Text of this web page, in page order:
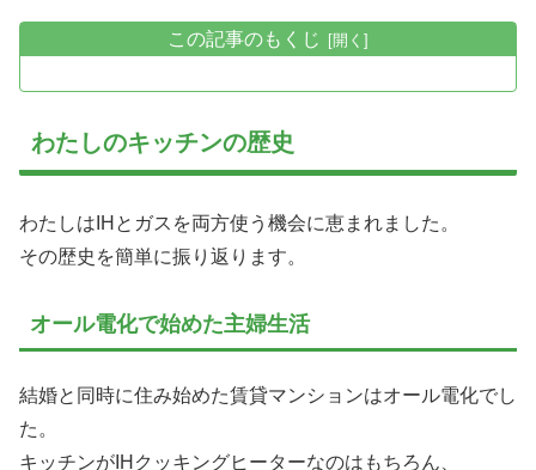
この記事のもくじ
わたしのキッチンの歴史
わたしはIHとガスを両方使う機会に恵まれました。
その歴史を簡単に振り返ります。
オール電化で始めた主婦生活
結婚と同時に住み始めた賃貸マンションはオール電化でし
た。
キッチンがIHクッキングヒーターなのはもちろん、